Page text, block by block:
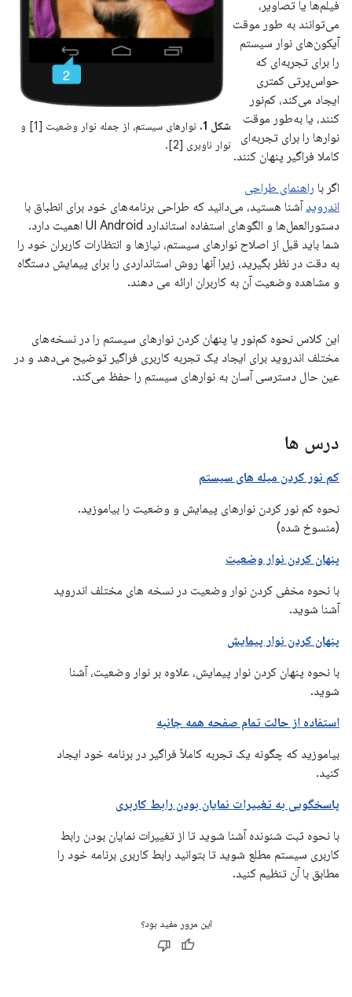
شکل 1.
نوارهای سیستم، از جمله نوار وضعیت [1] و
نوار ناوبری [2].
فیلم‌ها یا تصاویر،
می‌توانند به طور موقت
آیکون‌های نوار سیستم
را برای تجربه‌ای که
حواس‌پرتی کمتری
ایجاد می‌کند، کم‌نور
کنند، یا به‌طور موقت
نوارها را برای تجربه‌ای
کاملا فراگیر پنهان کنند.
اگر با راهنمای طراحی
اندروید آشنا هستید، می‌دانید که طراحی برنامه‌های خود برای انطباق با
دستورالعمل‌ها و الگوهای استفاده استاندارد UI Android اهمیت دارد.
شما باید قبل از اصلاح نوارهای سیستم، نیازها و انتظارات کاربران خود را
به دقت در نظر بگیرید، زیرا آنها روش استانداردی را برای پیمایش دستگاه
و مشاهده وضعیت آن به کاربران ارائه می دهند.
این کلاس نحوه کم‌نور یا پنهان کردن نوارهای سیستم را در نسخه‌های
مختلف اندروید برای ایجاد یک تجربه کاربری فراگیر توضیح می‌دهد و در
عین حال دسترسی آسان به نوارهای سیستم را حفظ می‌کند.
درس ها
کم نور کردن میله های سیستم
نحوه کم نور کردن نوارهای پیمایش و وضعیت را بیاموزید.
(منسوخ شده)
پنهان کردن نوار وضعیت
با نحوه مخفی کردن نوار وضعیت در نسخه های مختلف اندروید
آشنا شوید.
پنهان کردن نوار پیمایش
با نحوه پنهان کردن نوار پیمایش، علاوه بر نوار وضعیت، آشنا
شوید.
استفاده از حالت تمام صفحه همه جانبه
بیاموزید که چگونه یک تجربه کاملاً فراگیر در برنامه خود ایجاد
کنید.
پاسخگویی به تغییرات نمایان بودن رابط کاربری
با نحوه ثبت شنونده آشنا شوید تا از تغییرات نمایان بودن رابط
کاربری سیستم مطلع شوید تا بتوانید رابط کاربری برنامه خود را
مطابق با آن تنظیم کنید.
این مرور مفید بود؟